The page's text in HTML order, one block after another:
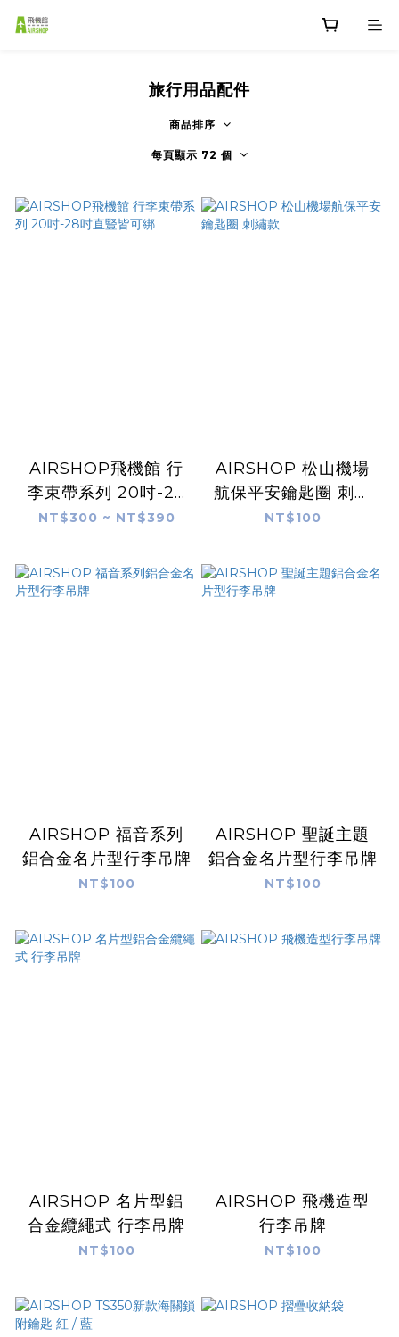
旅行用品配件
商品排序
每頁顯示 72 個
AIRSHOP飛機館 行
李束帶系列 20吋-28
吋直豎皆可綁
NT$300 ~ NT$390
AIRSHOP 松山機場
航保平安鑰匙圈 刺繡
款
NT$100
AIRSHOP 福音系列
鋁合金名片型行李吊牌
NT$100
AIRSHOP 聖誕主題
鋁合金名片型行李吊牌
NT$100
AIRSHOP 名片型鋁
合金纜繩式 行李吊牌
NT$100
AIRSHOP 飛機造型
行李吊牌
NT$100